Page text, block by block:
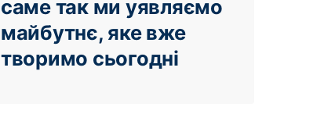
саме так ми уявляємо
майбутнє, яке вже
творимо сьогодні